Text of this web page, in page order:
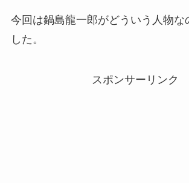
今回は鍋島龍一郎がどういう人物な
した。
スポンサーリンク